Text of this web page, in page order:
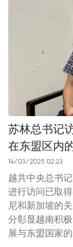
苏林总书记
在东盟区内
14/03/2025 02:23
越共中央总书
进行访问已取
尼和新加坡的
分彰显越南积
展与东盟国家